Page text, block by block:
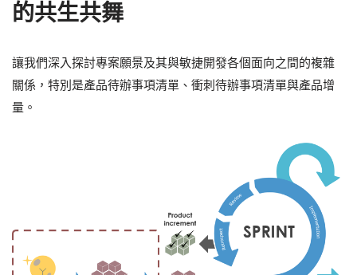
的共生共舞
讓我們深入探討專案願景及其與敏捷開發各個面向之間的複雜
關係，特別是產品待辦事項清單、衝刺待辦事項清單與產品增
量。